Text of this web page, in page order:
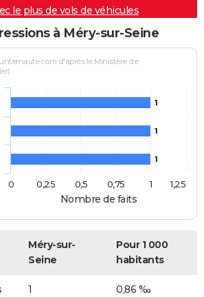
le plus de vols de véhicules
à Méry-sur-Seine
Nombre de faits
d'après le Ministère de
1
1
1
0
1
0,25 0,5 0,75 1,25
Méry-sur-
Seine
Pour 1 000
habitants
1 0,86 ‰